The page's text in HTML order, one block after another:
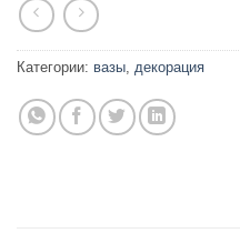
Категории: вазы, декорация